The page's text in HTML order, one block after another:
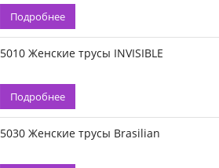
Подробнее
5010 Женские трусы INVISIBLE
Подробнее
5030 Женские трусы Brasilian